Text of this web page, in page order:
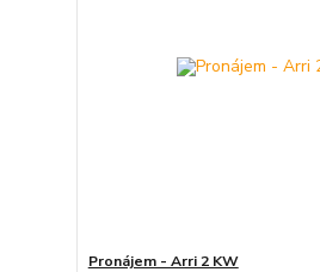
Pronájem - Arri 2 KW